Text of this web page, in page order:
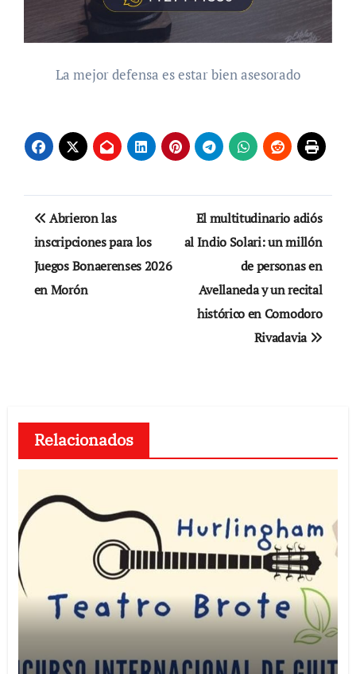
La mejor defensa es estar bien asesorado
Navegación
de
entradas
Abrieron las
inscripciones para los
Juegos Bonaerenses 2026
en Morón
El multitudinario adiós
al Indio Solari: un millón
de personas en
Avellaneda y un recital
histórico en Comodoro
Rivadavia
Relacionados